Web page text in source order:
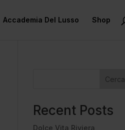
Accademia Del Lusso Shop
Cerca
Recent Posts
Dolce Vita Riviera